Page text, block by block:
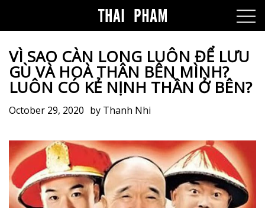
VÌ SAO CÀN LONG LUÔN ĐỂ LƯU
GÙ VÀ HOÀ THÂN BÊN MÌNH?
LUÔN CÓ KẺ NỊNH THẦN Ở BÊN?
October 29, 2020 by Thanh Nhi